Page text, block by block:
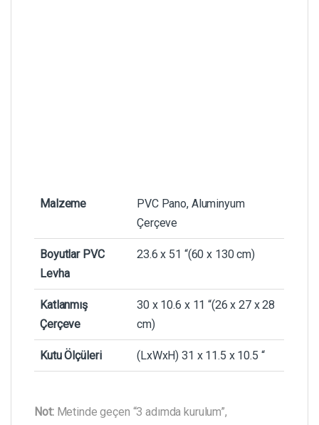
Malzeme
PVC Pano, Aluminyum
Çerçeve
Boyutlar PVC
Levha
23.6 x 51 “(60 x 130 cm)
Katlanmış
Çerçeve
30 x 10.6 x 11 “(26 x 27 x 28
cm)
Kutu Ölçüleri (LxWxH) 31 x 11.5 x 10.5 “
Not:Metinde geçen “3 adımda kurulum”,